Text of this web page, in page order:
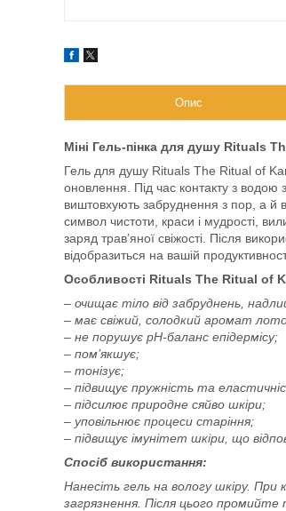
Опис
Міні Гель-пінка для душу Rituals
Гель для душу Rituals The Ritual of
оновлення. Під час контакту з водою
виштовхують забруднення з пор, а й
символ чистоти, краси і мудрості,
заряд трав’яної свіжості. Після
відобразиться на вашій
Особливості Rituals The Ritual of
– очищає тіло від забруднень,
– має свіжий, солодкий аромат
– не порушує рН-баланс епідермісу;
– пом’якшує;
– тонізує;
– підвищує пружність та
– підсилює природне сяйво шкіри;
– уповільнює процеси старіння;
– підвищує імунітет шкіри, що
Спосіб використання:
Нанесіть гель на вологу шкіру. При
загрязнення. Після цього